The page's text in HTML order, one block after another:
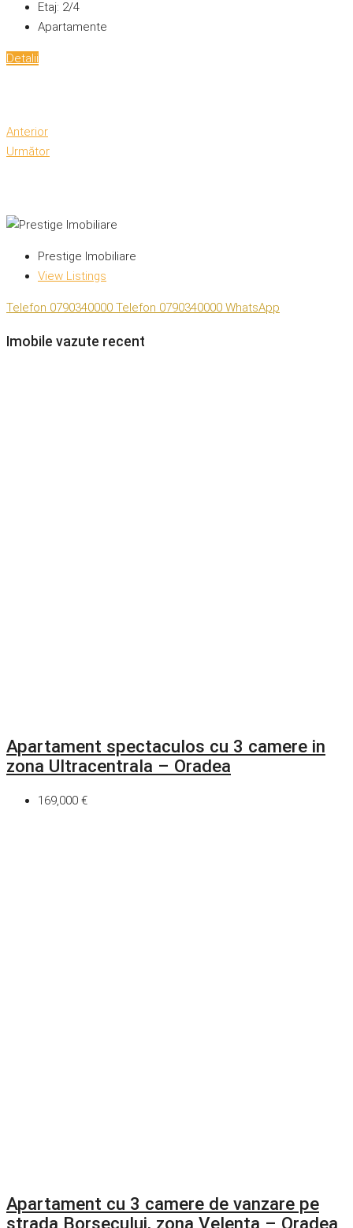
Etaj: 2/4
Apartamente
Detalii
Anterior
Următor
Prestige Imobiliare
View Listings
Telefon 0790340000 Telefon 0790340000 WhatsApp
Imobile vazute recent
Apartament spectaculos cu 3 camere in
zona Ultracentrala – Oradea
169,000 €
Apartament cu 3 camere de vanzare pe
strada Borsecului, zona Velenta – Oradea